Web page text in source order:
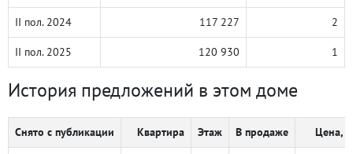
II пол. 2024 117 227 2
II пол. 2025 120 930 1
История предложений в этом доме
Снято с публикации Квартира Этаж В продаже Цена, ₽